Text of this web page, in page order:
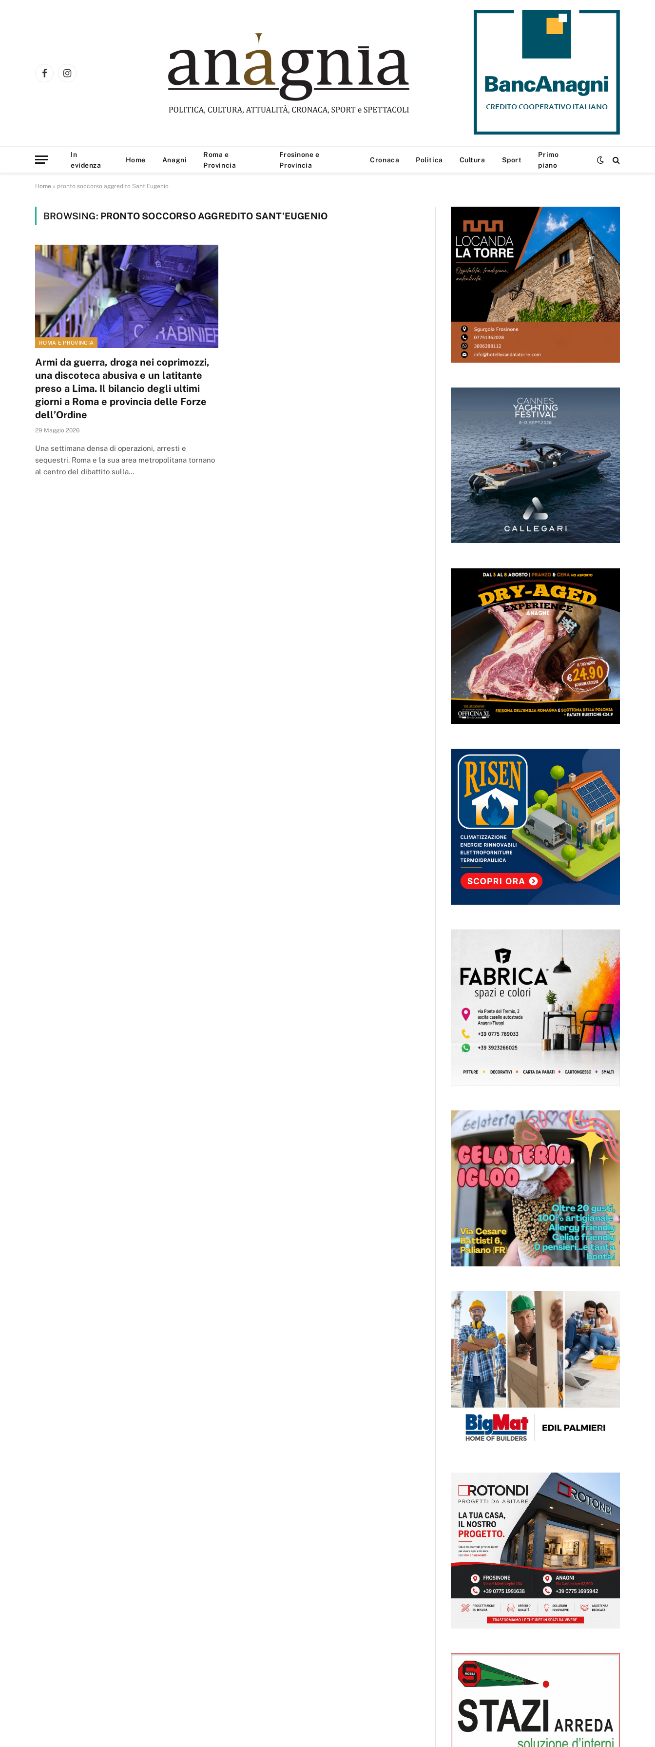
FacebookInstagram
In
evidenza
Home Anagni
Roma e
Provincia
Frosinone e
Provincia
Cronaca Politica Cultura Sport
Primo
piano
Home » pronto soccorso aggredito Sant'Eugenio
BROWSING: PRONTO SOCCORSO AGGREDITO SANT’EUGENIO
ROMA E PROVINCIA
Armi da guerra, droga nei coprimozzi,
una discoteca abusiva e un latitante
preso a Lima. Il bilancio degli ultimi
giorni a Roma e provincia delle Forze
dell’Ordine
29 Maggio 2026
Una settimana densa di operazioni, arresti e
sequestri. Roma e la sua area metropolitana tornano
al centro del dibattito sulla…